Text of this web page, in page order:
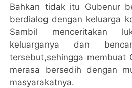
Bahkan tidak itu Gubenur
berdialog dengan keluarga
Sambil menceritakan
keluarganya dan
tersebut,sehingga membuat
merasa bersedih dengan
masyarakatnya.